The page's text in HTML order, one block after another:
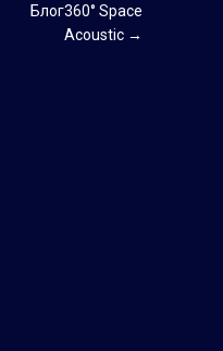
Блог360° Space
Acoustic →